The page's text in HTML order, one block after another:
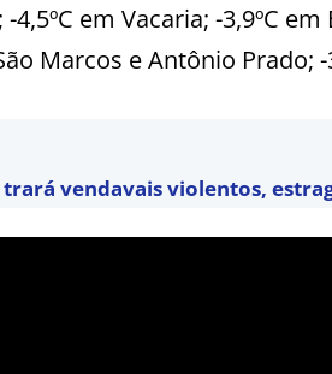
em Vacaria; -3,9ºC
Marcos e Antônio Prado;
vendavais violentos,